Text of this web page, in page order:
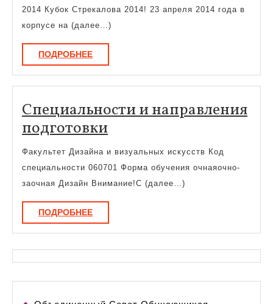
2014 Кубок Стрекалова 2014! 23 апреля 2014 года в
корпусе на (далее…)
ПОДРОБНЕЕПОДРОБНЕЕ
Специальности и направления
подготовки
и
направления
подготовки
Факультет Дизайна и визуальных искусств Код
специальности 060701 Форма обучения очнаяочно-
заочная Дизайн Внимание!С (далее…)
ПОДРОБНЕЕПОДРОБНЕЕ